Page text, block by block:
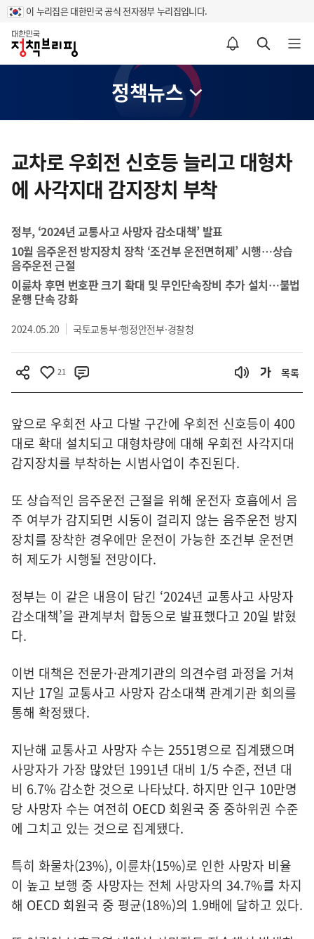
이 누리집은 대한민국 공식 전자정부 누리집입니다.
홈
알림설정 바로가기 검색 바로가기 메뉴 열기
정책뉴스
텐
츠
영
교차로 우회전 신호등 늘리고 대형차
에 사각지대 감지장치 부착
정부, ‘2024년 교통사고 사망자 감소대책’ 발표
10월 음주운전 방지장치 장착 ‘조건부 운전면허제’ 시행…상습
음주운전 근절
이륜차 후면 번호판 크기 확대 및 무인단속장비 추가 설치…불법
운행 단속 강화
2024.05.20 국토교통부·행정안전부·경찰청
21 목록
앞으로 우회전 사고 다발 구간에 우회전 신호등이 400
대로 확대 설치되고 대형차량에 대해 우회전 사각지대
감지장치를 부착하는 시범사업이 추진된다.
또 상습적인 음주운전 근절을 위해 운전자 호흡에서 음
주 여부가 감지되면 시동이 걸리지 않는 음주운전 방지
장치를 장착한 경우에만 운전이 가능한 조건부 운전면
허 제도가 시행될 전망이다.
정부는 이 같은 내용이 담긴 ‘2024년 교통사고 사망자
감소대책’을 관계부처 합동으로 발표했다고 20일 밝혔
다.
이번 대책은 전문가·관계기관의 의견수렴 과정을 거쳐
지난 17일 교통사고 사망자 감소대책 관계기관 회의를
통해 확정됐다.
지난해 교통사고 사망자 수는 2551명으로 집계됐으며
사망자가 가장 많았던 1991년 대비 1/5 수준, 전년 대
비 6.7% 감소한 것으로 나타났다. 하지만 인구 10만명
당 사망자 수는 여전히 OECD 회원국 중 중하위권 수준
에 그치고 있는 것으로 집계됐다.
특히 화물차(23%), 이륜차(15%)로 인한 사망자 비율
이 높고 보행 중 사망자는 전체 사망자의 34.7%를 차지
해 OECD 회원국 중 평균(18%)의 1.9배에 달하고 있다.